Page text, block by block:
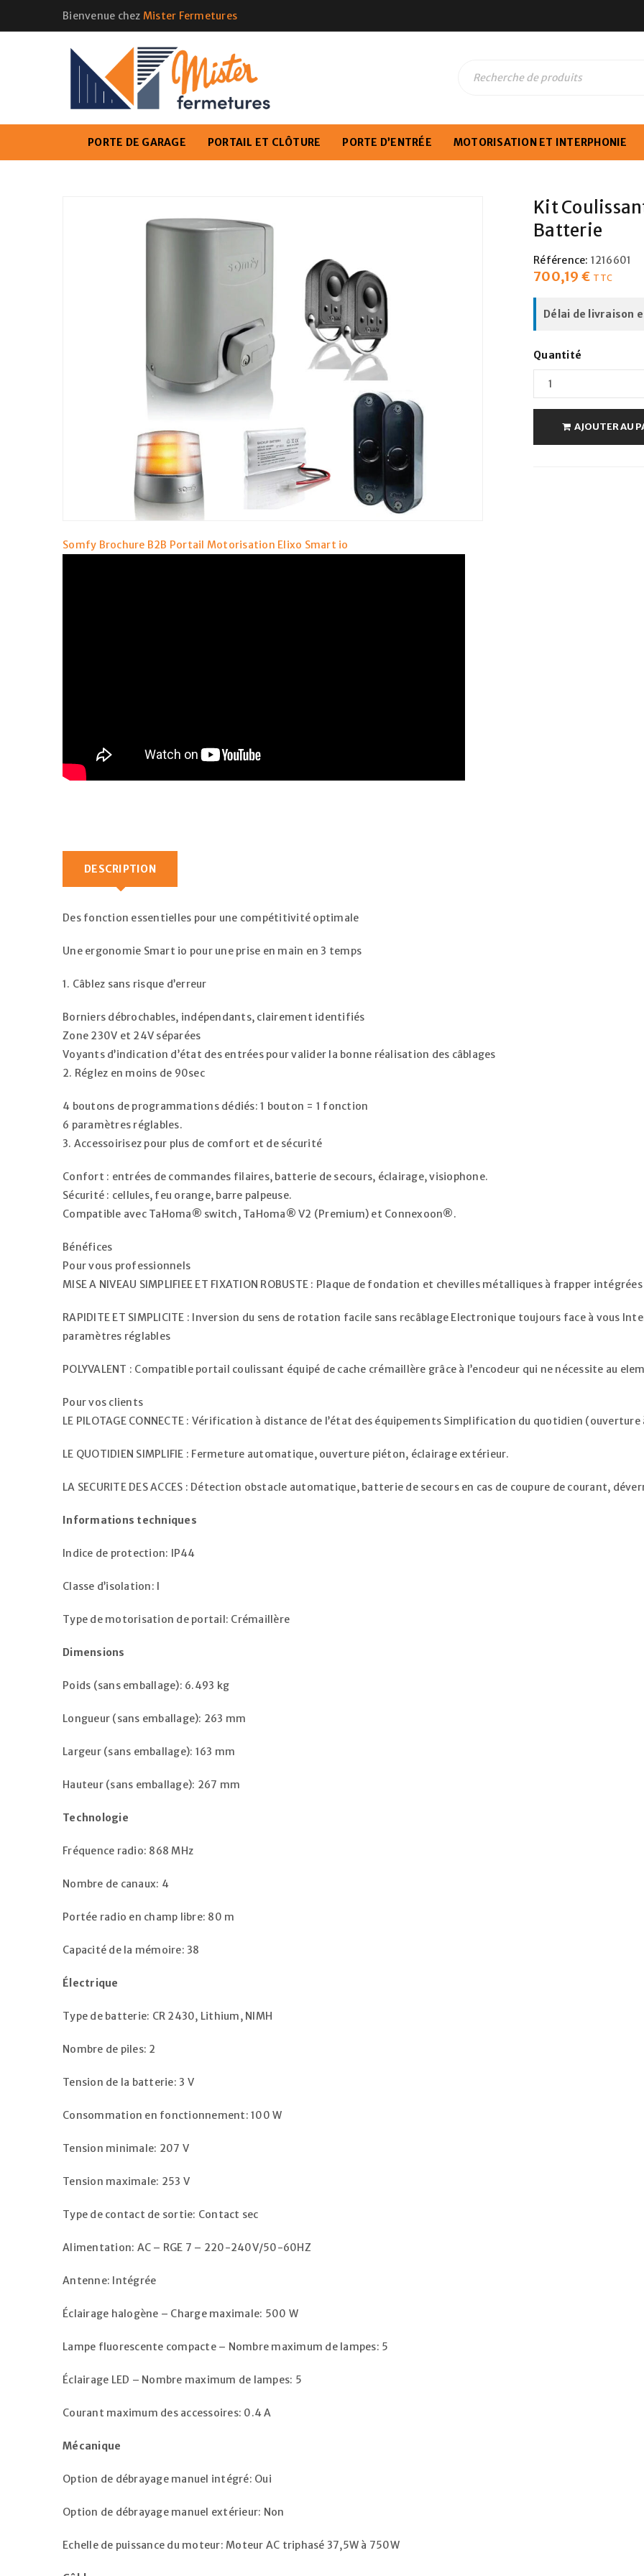
SE CONNECTER
Identifiant ou e-mail
S’INSCRIRE
Bienvenue chez Mister Fermetures
PORTE DE GARAGE PORTAIL ET CLÔTURE PORTE D’ENTRÉE MOTORISATION ET INTERPHONIE
Somfy Brochure B2B Portail Motorisation Elixo Smart io
Kit
Batterie
Référence: 1216601
700,19 € TTC
Délai de livraison
Quantité
AJOUTER AU
DESCRIPTION
Des fonction essentielles pour une compétitivité optimale
Une ergonomie Smart io pour une prise en main en 3 temps
1. Câblez sans risque d’erreur
Borniers débrochables, indépendants, clairement identifiés
Zone 230V et 24V séparées
Voyants d’indication d’état des entrées pour valider la bonne réalisation des câblages
2. Réglez en moins de 90sec
4 boutons de programmations dédiés: 1 bouton = 1 fonction
6 paramètres réglables.
3. Accessoirisez pour plus de comfort et de sécurité
Confort : entrées de commandes filaires, batterie de secours, éclairage, visiophone.
Sécurité : cellules, feu orange, barre palpeuse.
Compatible avec TaHoma® switch, TaHoma® V2 (Premium) et Connexoon®.
Bénéfices
Pour vous professionnels
MISE A NIVEAU SIMPLIFIEE ET FIXATION ROBUSTE : Plaque de fondation et chevilles métalliques à frapper
RAPIDITE ET SIMPLICITE : Inversion du sens de rotation facile sans recâblage Electronique toujours face à vous
paramètres réglables
POLYVALENT : Compatible portail coulissant équipé de cache crémaillère grâce à l’encodeur qui ne nécessite au
Pour vos clients
LE PILOTAGE CONNECTE : Vérification à distance de l’état des équipements Simplification du quotidien
LE QUOTIDIEN SIMPLIFIE : Fermeture automatique, ouverture piéton, éclairage extérieur.
LA SECURITE DES ACCES : Détection obstacle automatique, batterie de secours en cas de coupure de courant,
Informations techniques
Indice de protection: IP44
Classe d’isolation: I
Type de motorisation de portail: Crémaillère
Dimensions
Poids (sans emballage): 6.493 kg
Longueur (sans emballage): 263 mm
Largeur (sans emballage): 163 mm
Hauteur (sans emballage): 267 mm
Technologie
Fréquence radio: 868 MHz
Nombre de canaux: 4
Portée radio en champ libre: 80 m
Capacité de la mémoire: 38
Électrique
Type de batterie: CR 2430, Lithium, NIMH
Nombre de piles: 2
Tension de la batterie: 3 V
Consommation en fonctionnement: 100 W
Tension minimale: 207 V
Tension maximale: 253 V
Type de contact de sortie: Contact sec
Alimentation: AC – RGE 7 – 220-240V/50-60HZ
Antenne: Intégrée
Éclairage halogène – Charge maximale: 500 W
Lampe fluorescente compacte – Nombre maximum de lampes: 5
Éclairage LED – Nombre maximum de lampes: 5
Courant maximum des accessoires: 0.4 A
Mécanique
Option de débrayage manuel intégré: Oui
Option de débrayage manuel extérieur: Non
Echelle de puissance du moteur: Moteur AC triphasé 37,5W à 750W